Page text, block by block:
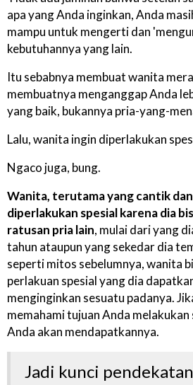
apa yang Anda inginkan, Anda
mampu untuk mengerti dan
kebutuhannya yang lain.
Itu sebabnya membuat wanita
membuatnya menganggap Anda
yang baik, bukannya pria-yang-
Lalu, wanita ingin diperlakukan
Ngaco juga, bung.
Wanita, terutama yang cantik
diperlakukan spesial karena dia
ratusan pria lain, mulai dari yang
tahun ataupun yang sekedar dia
seperti mitos sebelumnya, wanita
perlakuan spesial yang dia
menginginkan sesuatu padanya.
memahami tujuan Anda
Anda akan mendapatkannya.
Jadi kunci